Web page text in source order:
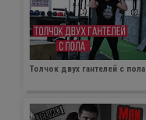
Толчок двух гантелей с пола